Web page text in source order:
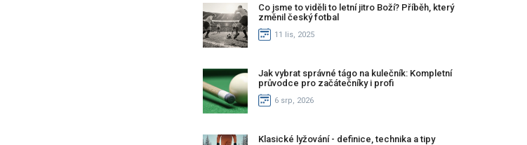
Co jsme to viděli to letní jitro Boží? Příběh, který
změnil český fotbal
11 lis, 2025
Jak vybrat správné tágo na kulečník: Kompletní
průvodce pro začátečníky i profi
6 srp, 2026
Klasické lyžování - definice, technika a tipy